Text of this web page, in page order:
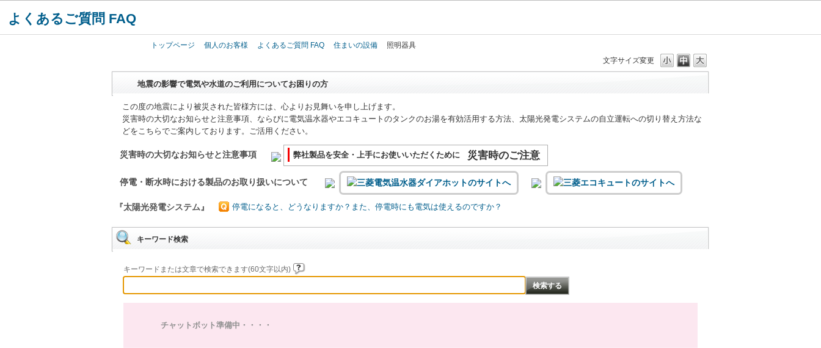
よくあるご質問 FAQ
トップページ 個人のお客様 よくあるご質問 FAQ 住まいの設備
照明器具
文字サイズ変更
地震の影響で電気や水道のご利用についてお困りの方
この度の地震により被災された皆様方には、心よりお見舞いを申し上げます。
災害時の大切なお知らせと注意事項、ならびに電気温水器やエコキュートのタンクのお湯を有効活用する方法、太陽光発電システムの自立運転への切り替え方法な
どをこちらでご案内しております。ご活用ください。
災害時の大切なお知らせと注意事項 弊社製品を安全・上手にお使いいただくために 災害時のご注意
停電・断水時における製品のお取り扱いについて
『太陽光発電システム』 停電になると、どうなりますか？また、停電時にも電気は使えるのですか？
キーワード検索
キーワードまたは文章で検索できます(60文字以内)
チャットボット準備中・・・・